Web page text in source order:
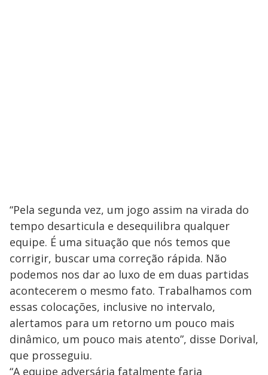
“Pela segunda vez, um jogo assim na virada do
tempo desarticula e desequilibra qualquer
equipe. É uma situação que nós temos que
corrigir, buscar uma correção rápida. Não
podemos nos dar ao luxo de em duas partidas
acontecerem o mesmo fato. Trabalhamos com
essas colocações, inclusive no intervalo,
alertamos para um retorno um pouco mais
dinâmico, um pouco mais atento”, disse Dorival,
que prosseguiu.
“A equipe adversária fatalmente faria